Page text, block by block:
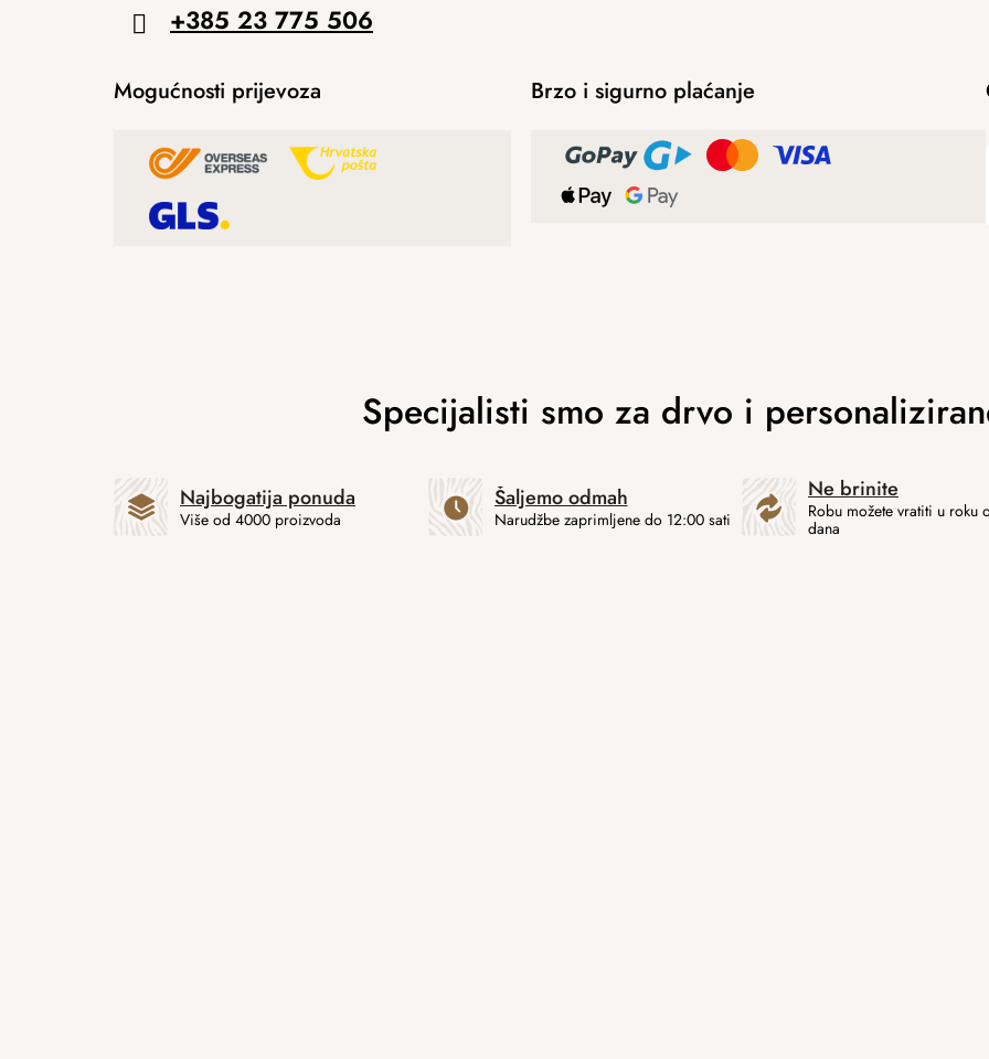
+385 23 775 506
Mogućnosti prijevoza Brzo i sigurno plaćanje
Najbogatija ponuda
Više od 4000 proizvoda
Šaljemo odmah
Narudžbe zaprimljene do 12:00 sati
Ne brinite
Robu možete vratiti u roku
dana